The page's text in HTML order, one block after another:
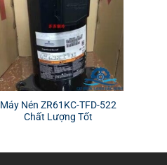
Máy Nén ZR61KC-TFD-522
Chất Lượng Tốt